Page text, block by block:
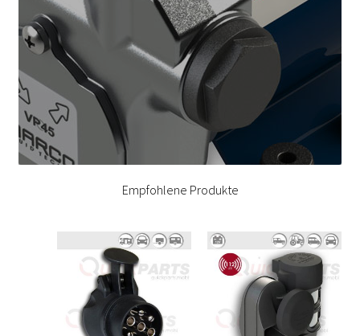
Empfohlene Produkte